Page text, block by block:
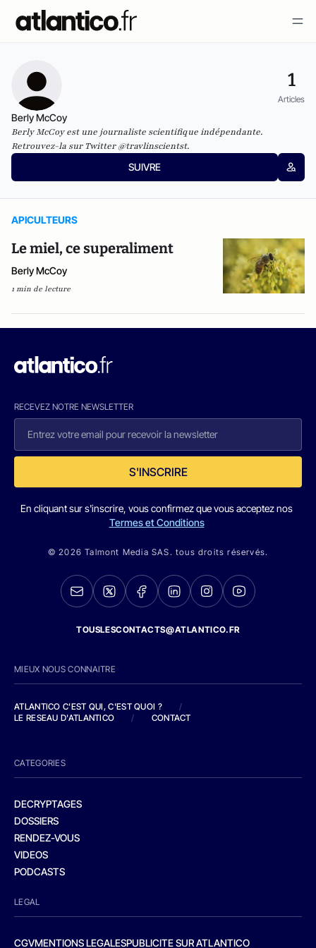
1
Articles
Berly McCoy
Berly McCoy est une journaliste scientifique indépendante.
Retrouvez-la sur Twitter @travlinscientst.
SUIVRE
APICULTEURS
Le miel, ce superaliment
Berly McCoy
1 min de lecture
RECEVEZ NOTRE NEWSLETTER
S'INSCRIRE
En cliquant sur s'inscrire, vous confirmez que vous acceptez nos
Termes et Conditions
© 2026 Talmont Media SAS. tous droits réservés.
TOUSLESCONTACTS@ATLANTICO.FR
MIEUX NOUS CONNAITRE
ATLANTICO C'EST QUI, C'EST QUOI ?
/
LE RESEAU D'ATLANTICO
/ CONTACT
CATEGORIES
DECRYPTAGES
DOSSIERS
RENDEZ-VOUS
VIDEOS
PODCASTS
LEGAL
CGVMENTIONS LEGALESPUBLICITE SUR ATLANTICO